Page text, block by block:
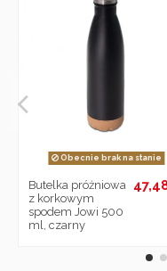
Obecnie brak na stanie
Butelka próżniowa
z korkowym
spodem Jowi 500
ml, czarny